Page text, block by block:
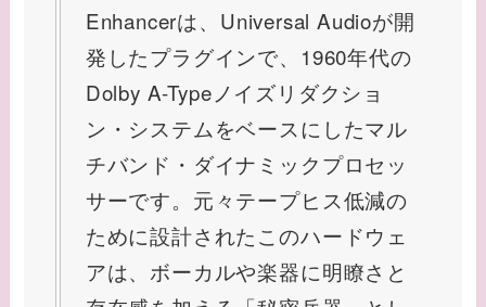
Enhancerは、Universal Audioが開
発したプラグインで、1960年代の
Dolby A-Typeノイズリダクショ
ン・システムをベースにしたマル
チバンド・ダイナミックプロセッ
サーです。元々テープヒス低減の
ために設計されたこのハードウェ
アは、ボーカルや楽器に明瞭さと